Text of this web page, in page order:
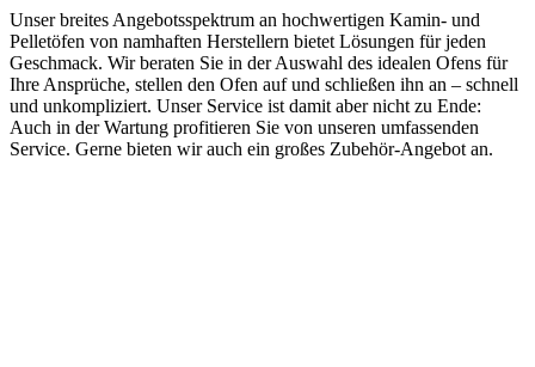
Unser breites Angebotsspektrum an hochwertigen Kamin- und
Pelletöfen von namhaften Herstellern bietet Lösungen für jeden
Geschmack. Wir beraten Sie in der Auswahl des idealen Ofens für
Ihre Ansprüche, stellen den Ofen auf und schließen ihn an – schnell
und unkompliziert. Unser Service ist damit aber nicht zu Ende:
Auch in der Wartung profitieren Sie von unseren umfassenden
Service. Gerne bieten wir auch ein großes Zubehör-Angebot an.